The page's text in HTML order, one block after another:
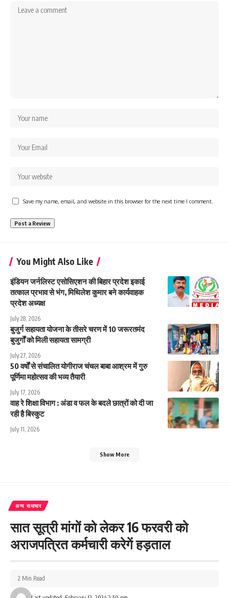
Save my name, email, and website in this browser for the next time I comment.
You Might Also Like
इंडियन जर्नलिस्ट एसोसिएशन की बिहार प्रदेश इकाई
तत्काल प्रभाव से भंग, मिथिलेश कुमार बने कार्यवाहक
प्रदेश अध्यक्ष
July 28, 2026
बुजुर्ग सहायता योजना के तीसरे चरण में 10 जरूरतमंद
बुजुर्गों को मिली सहायता सामग्री
July 27, 2026
50 वर्षों से संचालित योगीराज चंचल बाबा आश्रम में गुरु
पूर्णिमा महोत्सव की भव्य तैयारी
July 17, 2026
वाह रे शिक्षा विभाग : अंडा व फल के बदले छात्रों को दी जा
रही है बिस्कुट
July 11, 2026
Show More
अन्य समाचार
सात सूत्री मांगों को लेकर 16 फरवरी को
अराजपत्रित कर्मचारी करेगें हड़ताल
2 Min Read